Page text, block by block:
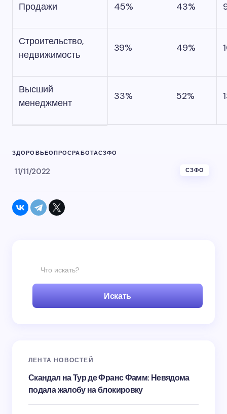
Продажи 45% 43%
Строительство,
недвижимость
39% 49%
Высший
менеджмент
33% 52%
ЗДОРОВЬЕОПРОСРАБОТАСЗФО
11/11/2022 СЗФО
Искать
ЛЕНТА НОВОСТЕЙ
Скандал на Тур де Франс Фамм: Невядома
подала жалобу на блокировку